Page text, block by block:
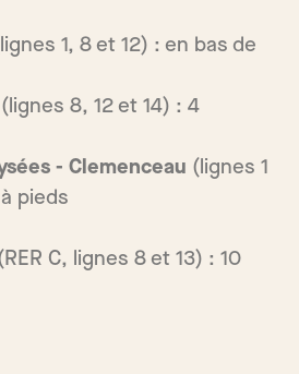
1, 8 et 12) : en bas de
(lignes 8, 12 et 14) : 4
- Clemenceau (lignes 1
pieds
C, lignes 8 et 13) : 10